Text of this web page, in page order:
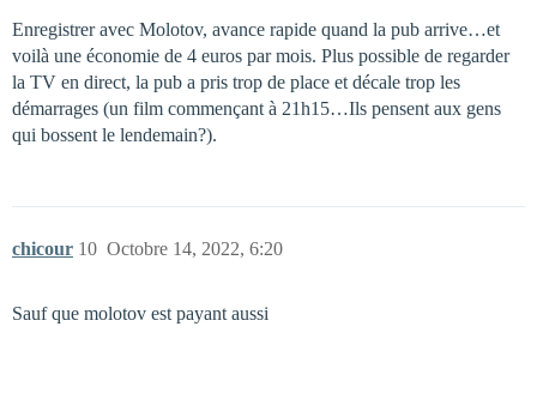
Enregistrer avec Molotov, avance rapide quand la pub arrive…et
voilà une économie de 4 euros par mois. Plus possible de regarder
la TV en direct, la pub a pris trop de place et décale trop les
démarrages (un film commençant à 21h15…Ils pensent aux gens
qui bossent le lendemain?).
chicour Octobre 14, 2022, 6:20
10
Sauf que molotov est payant aussi